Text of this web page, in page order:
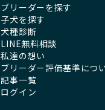
ブリーダーを探す
子犬を探す
犬種診断
LINE無料相談
私達の想い
ブリーダー評価基準につ
記事一覧
ログイン